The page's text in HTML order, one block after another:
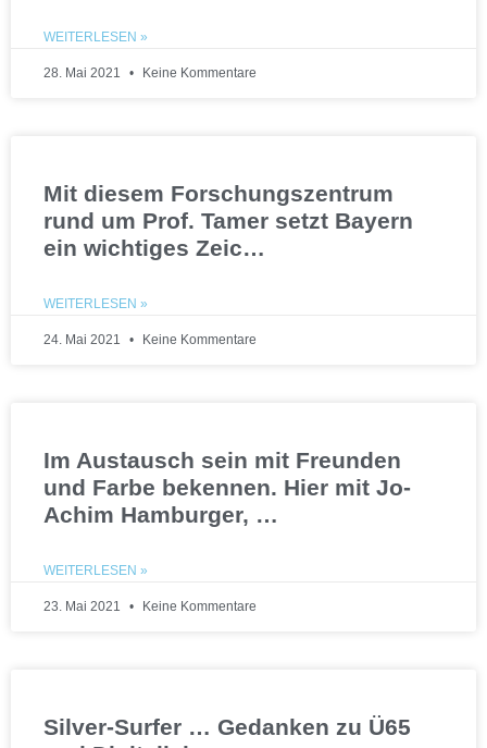
WEITERLESEN »
28. Mai 2021 Keine Kommentare
Mit diesem Forschungszentrum
rund um Prof. Tamer setzt Bayern
ein wichtiges Zeic…
WEITERLESEN »
24. Mai 2021 Keine Kommentare
Im Austausch sein mit Freunden
und Farbe bekennen. Hier mit Jo-
Achim Hamburger, …
WEITERLESEN »
23. Mai 2021 Keine Kommentare
Silver-Surfer … Gedanken zu Ü65